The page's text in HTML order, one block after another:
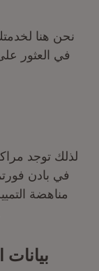
نحن هنا
في العثور
لذلك توجد
في بادن
مناهضة